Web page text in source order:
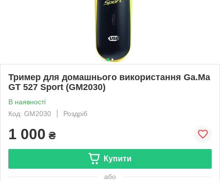
Тример для домашнього використання Ga.Ma
GT 527 Sport (GM2030)
В наявності
Код: GM2030
Роздріб
1 000 ₴
Купити
або